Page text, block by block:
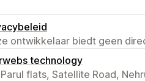
ontwikkelaar biedt geen
technology
flats, Satellite Road,